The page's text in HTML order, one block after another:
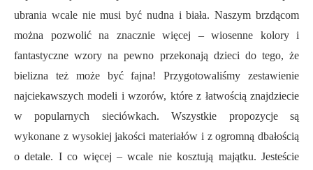
ubrania wcale nie musi być nudna i biała. Naszym brzdącom
można pozwolić na znacznie więcej – wiosenne kolory i
fantastyczne wzory na pewno przekonają dzieci do tego, że
bielizna też może być fajna! Przygotowaliśmy zestawienie
najciekawszych modeli i wzorów, które z łatwością znajdziecie
w popularnych sieciówkach. Wszystkie propozycje są
wykonane z wysokiej jakości materiałów i z ogromną dbałością
o detale. I co więcej – wcale nie kosztują majątku. Jesteście